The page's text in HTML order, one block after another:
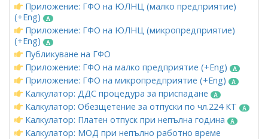
Приложение: ГФО на ЮЛНЦ (малко предприятие)
(+Eng)
Приложение: ГФО на ЮЛНЦ (микропредприятие)
(+Eng)
Публикуване на ГФО
Приложение: ГФО на малко предприятие (+Eng)
Приложение: ГФО на микропредприятие (+Eng)
Калкулатор: ДДС процедура за приспадане
Калкулатор: Обезщетение за отпуски по чл.224 КТ
Калкулатор: Платен отпуск при непълна година
Калкулатор: МОД при непълно работно време